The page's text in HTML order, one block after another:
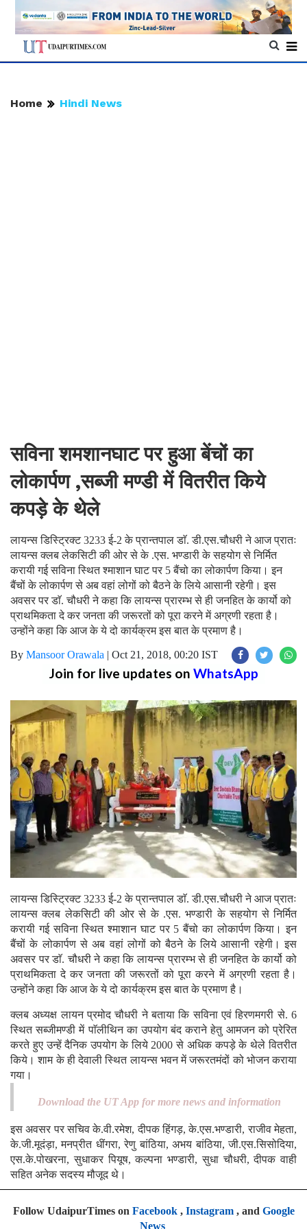
Home Hindi News
सविना शमशानघाट पर हुआ बेंचों का
लोकार्पण ,सब्जी मण्डी में वितरीत किये
कपड़े के थेले
लायन्स डिस्ट्रिक्ट 3233 ई-2 के प्रान्तपाल डाॅ. डी.एस.चौधरी ने आज प्रातः
लायन्स क्लब लेकसिटी की ओर से के .एस. भण्डारी के सहयोग से निर्मित
करायी गई सविना स्थित श्माशान घाट पर 5 बैंचो का लोकार्पण किया। इन
बैंचों के लोकार्पण से अब वहां लोगों को बैठने के लिये आसानी रहेगी। इस
अवसर पर डाॅ. चौधरी ने कहा कि लायन्स प्रारम्भ से ही जनहित के कार्यो को
प्राथमिकता दे कर जनता की जरूरतों को पूरा करने में अग्रणी रहता है।
उन्होंने कहा कि आज के ये दो कार्यक्रम इस बात के प्रमाण है।
By Mansoor Orawala | Oct 21, 2018, 00:20 IST
Join for live updates on WhatsApp
लायन्स डिस्ट्रिक्ट 3233 ई-2 के प्रान्तपाल डाॅ. डी.एस.चौधरी ने आज प्रातः
लायन्स क्लब लेकसिटी की ओर से के .एस. भण्डारी के सहयोग से निर्मित
करायी गई सविना स्थित श्माशान घाट पर 5 बैंचो का लोकार्पण किया। इन
बैंचों के लोकार्पण से अब वहां लोगों को बैठने के लिये आसानी रहेगी। इस
अवसर पर डाॅ. चौधरी ने कहा कि लायन्स प्रारम्भ से ही जनहित के कार्यो को
प्राथमिकता दे कर जनता की जरूरतों को पूरा करने में अग्रणी रहता है।
उन्होंने कहा कि आज के ये दो कार्यक्रम इस बात के प्रमाण है।
क्लब अध्यक्ष लायन प्रमोद चौधरी ने बताया कि सविना एवं हिरणमगरी से. 6
स्थित सब्जीमण्डी में पाॅलीथिन का उपयोग बंद कराने हेतु आमजन को प्रेरित
करते हुए उन्हें दैनिक उपयोग के लिये 2000 से अधिक कपड़े के थेले वितरीत
किये। शाम के ही देवाली स्थित लायन्स भवन में जरूरतमंदों को भोजन कराया
गया।
Download the UT App for more news and information
इस अवसर पर सचिव के.वी.रमेश, दीपक हिंगड़, के.एस.भण्डारी, राजीव मेहता,
के.जी.मूदंड़ा, मनप्रीत धींगरा, रेणु बांठिया, अभय बांठिया, जी.एस.सिसोदिया,
एस.के.पोखरना, सुधाकर पियूष, कल्पना भण्डारी, सुधा चौधरी, दीपक वाही
सहित अनेक सदस्य मौजूद थे।
Follow UdaipurTimes on Facebook, Instagram, and Google
News